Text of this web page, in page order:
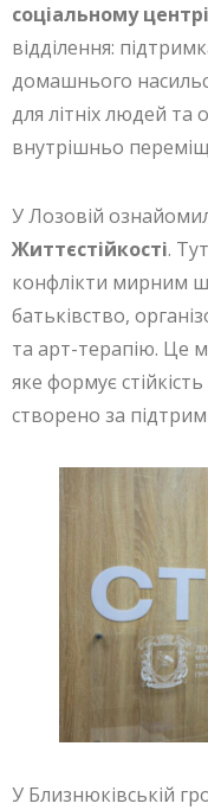
соціальному
відділення:
домашнього
для літніх людей та
внутрішньо
У Лозовій
Життєстійкості.
конфлікти мирним
батьківство,
та арт-терапію. Це
яке формує
створено за
У Близнюківській